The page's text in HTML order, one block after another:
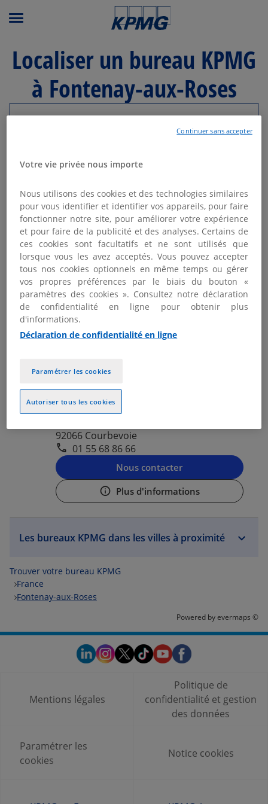
Menu principal
Localiser un bureau KPMG
à Fontenay-aux-Roses
Liste
1
11.77
km
KPMG AVOCATS - PARIS LA
DÉFENSE
20 avenue André Prothin
92400 Courbevoie
01 55 68 50 00
Fermé actuellement
Nous contacter
2
11.83
km
KPMG PARIS LA DÉFENSE -
COURBEVOIE
92066 Courbevoie
01 55 68 86 66
Fermé actuellement
Nous contacter
Plus d'informations
Les bureaux KPMG dans les villes à proximité
Trouver votre bureau KPMG
France
Fontenay-aux-Roses
Powered byevermaps ©
Mentions légales
Politique de
confidentialité et gestion
des données
Paramétrer les
cookies
Notice cookies
Votre vie privée nous importe
Nous utilisons des cookies et des technologies similaires
pour vous identifier et identifier vos appareils, pour faire
fonctionner notre site, pour améliorer votre expérience
et pour faire de la publicité et des analyses. Certains de
ces cookies sont facultatifs et ne sont utilisés que
lorsque vous les avez acceptés. Vous pouvez accepter
tous nos cookies optionnels en même temps ou gérer
vos propres préférences par le biais du bouton «
paramètres des cookies ». Consultez notre déclaration
de confidentialité en ligne pour obtenir plus
d'informations.
Déclaration de confidentialité en ligne
Autoriser tous les cookies
Paramétrer les cookies
Continuer sans accepter